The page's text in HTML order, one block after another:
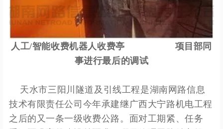
人工/智能收费机器人收费亭 项目部同
事进行最后的调试
天水市三阳川隧道及引线工程是湖南网路信息
技术有限责任公司今年承建继广西大宁路机电工程
之后的又一条一级收费公路。面对工期紧、任务